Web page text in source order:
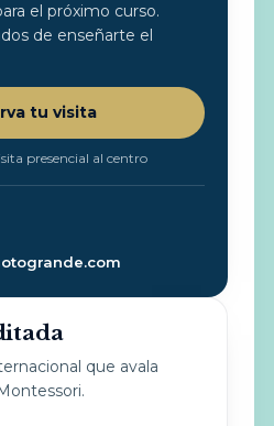
el próximo curso.
de enseñarte el
tu visita
presencial al centro
que avala